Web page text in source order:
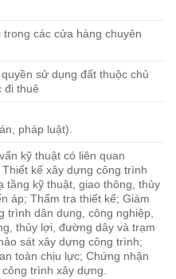
các cửa hàng chuyên
sử dụng đất thuộc chủ
đi thuê
pháp luật).
kỹ thuật có liên quan
kế xây dựng công trình
tầng kỹ thuật, giao thông, thủy
áp; Thẩm tra thiết kế; Giám
trình dân dụng, công nghiệp,
thủy lợi, đường dây và trạm
sát xây dựng công trình;
toàn chịu lực; Chứng nhận
trình xây dựng.